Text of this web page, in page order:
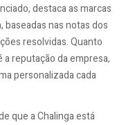
destaca as marcas
nas notas dos
resolvidas. Quanto
a reputação da empresa,
personalizada cada
que a Chalinga está